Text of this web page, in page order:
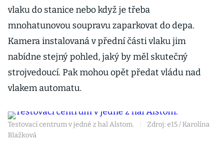
vlaku do stanice nebo když je třeba
mnohatunovou soupravu zaparkovat do depa.
Kamera instalovaná v přední části vlaku jim
nabídne stejný pohled, jaký by měl skutečný
strojvedoucí. Pak mohou opět předat vládu nad
vlakem automatu.
Testovací centrum v jedné z hal Alstom.
Zdroj: e15 / Karolína
Blažková